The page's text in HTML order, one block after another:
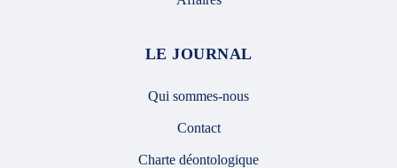
LE JOURNAL
Qui sommes-nous
Contact
Charte déontologique